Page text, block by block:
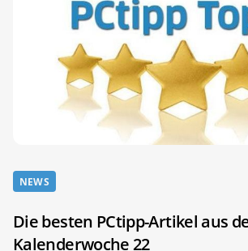
NEWS
Die besten PCtipp-Artikel aus
Kalenderwoche 22